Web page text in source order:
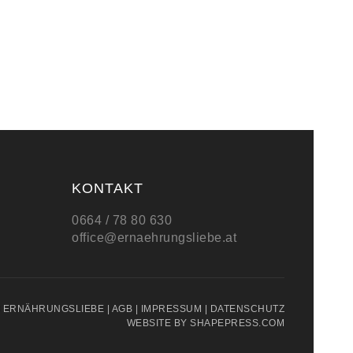
KONTAKT
0664 / 78 80 630
office@ernaehrungsliebe.at
| AGB IMPRESSUM
DATENSCHUTZ
WEBSITE BY SHAPEPRESS.COM